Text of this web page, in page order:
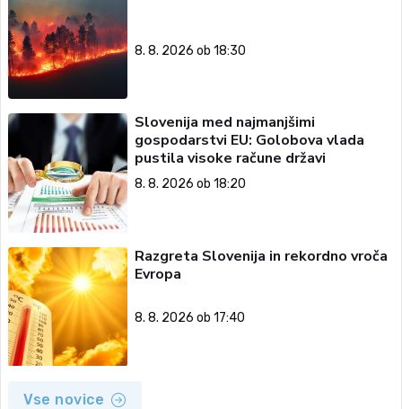
8. 8. 2026 ob 18:30
Slovenija med najmanjšimi
gospodarstvi EU: Golobova vlada
pustila visoke račune državi
8. 8. 2026 ob 18:20
Razgreta Slovenija in rekordno vroča
Evropa
8. 8. 2026 ob 17:40
Vse novice